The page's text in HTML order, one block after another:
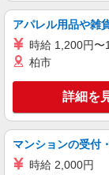
キー
アルバイト
日研トータルソー
ス【看護助手】
アパレル用品や雑
時給 1,200円〜
柏市
詳細を
マンションの受付
時給 2,000円